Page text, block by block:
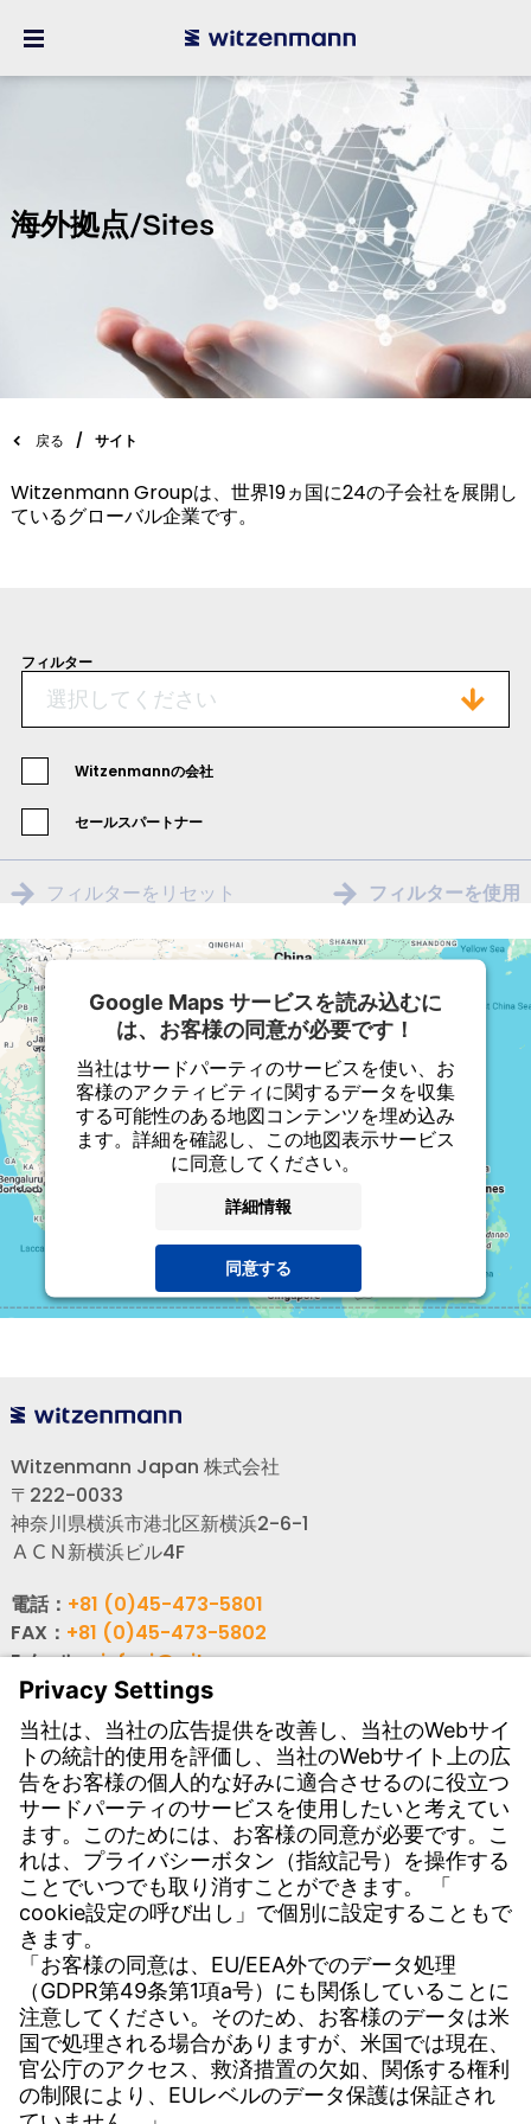
海外拠点/Sites
戻る サイト
Witzenmann Groupは、世界19ヵ国に24の子会社を展開し
ているグローバル企業です。
フィルター
選択してください
Witzenmannの会社
セールスパートナー
フィルターをリセット フィルターを使用
Google Maps サービスを読み込むに
は、お客様の同意が必要です！
当社はサードパーティのサービスを使い、お
客様のアクティビティに関するデータを収集
する可能性のある地図コンテンツを埋め込み
ます。詳細を確認し、この地図表示サービス
に同意してください。
詳細情報
同意する
powered byUsercentrics Consent Management
Witzenmann Japan 株式会社
〒222-0033
神奈川県横浜市港北区新横浜2-6-1
ＡＣＮ新横浜ビル4F
電話： +81 (0)45-473-5801
FAX： +81 (0)45-473-5802
Eメール：info-j@witzenmann.com
WEB：www.witzenmann.co.jp
連絡先
海外拠点・グループ会社
お問い合わせフォーム
ダウンロード
各種資料
ユーザーソフトウェア